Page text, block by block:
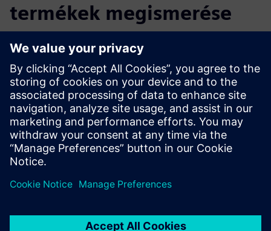
termékek megismerése
További információk és források
ERT prospektus
Feltételek
A Siemens Opcenter bármely verziója